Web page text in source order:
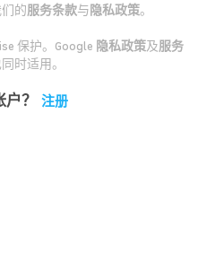
的服务条款与隐私政策。
保护。Google 隐私政策及服务
时适用。
？ 注册